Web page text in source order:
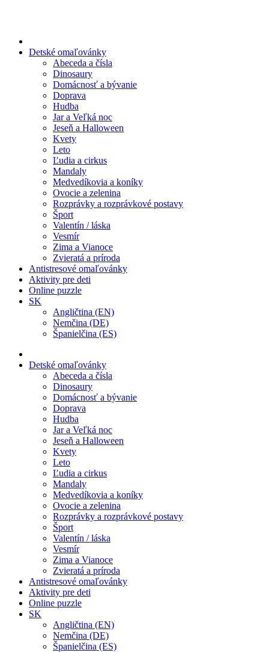
Detské omaľovánky
Abeceda a čísla
Dinosaury
Domácnosť a bývanie
Doprava
Hudba
Jar a Veľká noc
Jeseň a Halloween
Kvety
Leto
Ľudia a cirkus
Mandaly
Medvedíkovia a koníky
Ovocie a zelenina
Rozprávky a rozprávkové postavy
Šport
Valentín / láska
Vesmír
Zima a Vianoce
Zvieratá a príroda
Antistresové omaľovánky
Aktivity pre deti
Online puzzle
SK
Angličtina (EN)
Nemčina (DE)
Španielčina (ES)
Detské omaľovánky
Abeceda a čísla
Dinosaury
Domácnosť a bývanie
Doprava
Hudba
Jar a Veľká noc
Jeseň a Halloween
Kvety
Leto
Ľudia a cirkus
Mandaly
Medvedíkovia a koníky
Ovocie a zelenina
Rozprávky a rozprávkové postavy
Šport
Valentín / láska
Vesmír
Zima a Vianoce
Zvieratá a príroda
Antistresové omaľovánky
Aktivity pre deti
Online puzzle
SK
Angličtina (EN)
Nemčina (DE)
Španielčina (ES)